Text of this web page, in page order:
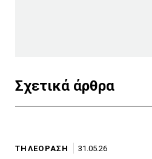
Σχετικά άρθρα
ΤΗΛΕΟΡΑΣΗ 31.05.26